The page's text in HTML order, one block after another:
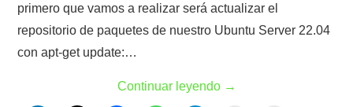
primero que vamos a realizar será actualizar el
repositorio de paquetes de nuestro Ubuntu Server 22.04
con apt-get update:…
Continuar leyendo →